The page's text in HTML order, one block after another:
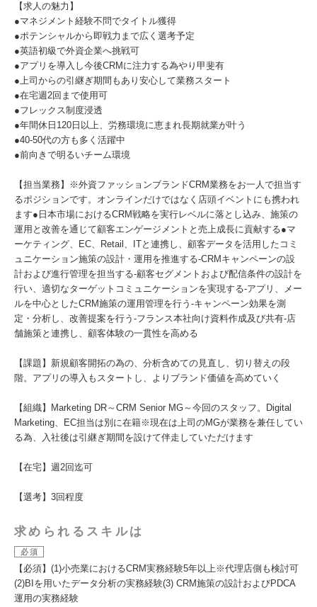
【求人の魅力】
●マネジメント経験不問でタイトル獲得
●ポテンシャルから即戦力まで広く選考予定
●英語初級で外資企業へ挑戦可
●アプリを導入し今後CRMに注力する為やり甲斐有
●上司からの引継ぎ期間もあり安心して業務スタート
●在宅週2回まで使用可
●フレックス制度浸透
●年間休日120日以上、労務環境に恵まれ長期就業が叶う
●40-50代の方も多く活躍中
●前向きで明るいチーム環境
【担当業務】※外資ファッションブランドCRM業務をお一人で担当す
るポジションです。オンラインだけではなく店頭イベントにも携われ
ます●日本市場におけるCRM戦略を実行レベルに落とし込み、施策の
運用と改善を通じて顧客エンゲージメントと売上成長に貢献する●マ
ーケティング、EC、Retail、ITと連携し、顧客データを活用したコミ
ュニケーション施策の設計・運用を推進する-CRMキャンペーンの設
計および進行管理を担当する-顧客セグメントおよび配信条件の設計を
行い、適切なターゲットコミュニケーションを実現する-アプリ、メー
ルを中心としたCRM施策の運用管理を行う-キャンペーン効果を測
定・分析し、改善提案を行う-フランス本社向け資料作成及び共有-店
舗施策と連携し、顧客体験の一貫性を高める
【課題】新規顧客開拓の為の、分析含めての見直し、切り替えの段
階。アプリの導入もスタートし、よりブランド価値を高めていく
【組織】Marketing DR～CRM Senior MG～今回のスタッフ。Digital
Marketing、EC担当は別に在籍※現在は上司のMGが業務を兼任してい
る為、入社後は引継ぎ期間を設けて伴走していただけます
【在宅】週2回迄可
【選考】3回程度
求められるスキルは
必須
【必須】(1)小売業におけるCRM実務経験5年以上※代理店側も検討可
(2)BIを用いたデータ分析の実務経験(3) CRM施策の設計およびPDCA
運用の実務経験